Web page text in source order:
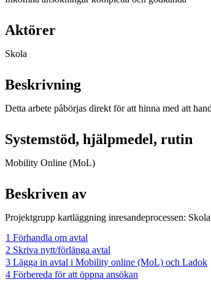
Aktörer
Skola
Beskrivning
Detta arbete påbörjas direkt för att hinna med att
Systemstöd, hjälpmedel, rutin
Mobility Online (MoL)
Beskriven av
Projektgrupp kartläggning inresandeprocessen:
1 Förhandla om avtal
2 Skriva nytt/förlänga avtal
3 Lägga in avtal i Mobility online (MoL) och Ladok
4 Förbereda för att öppna ansökan